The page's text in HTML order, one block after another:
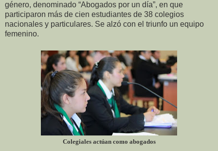
género, denominado “Abogados por un día”, en que
participaron más de cien estudiantes de 38 colegios
nacionales y particulares. Se alzó con el triunfo un equipo
femenino.
Colegiales actúan como abogados